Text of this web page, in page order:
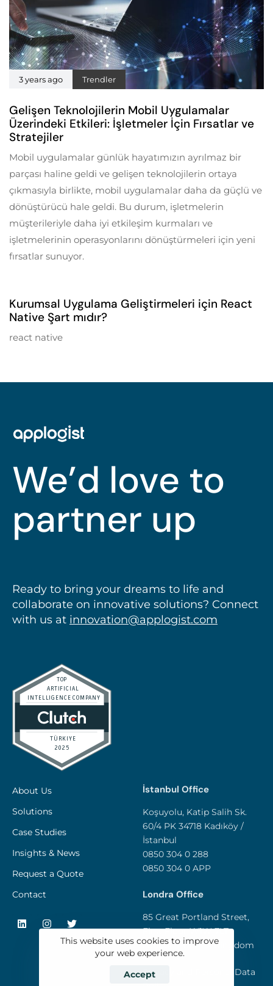
3 years ago Trendler
Gelişen Teknolojilerin Mobil Uygulamalar
Üzerindeki Etkileri: İşletmeler İçin Fırsatlar ve
Stratejiler
Mobil uygulamalar günlük hayatımızın ayrılmaz bir
parçası haline geldi ve gelişen teknolojilerin ortaya
çıkmasıyla birlikte, mobil uygulamalar daha da güçlü ve
dönüştürücü hale geldi. Bu durum, işletmelerin
müşterileriyle daha iyi etkileşim kurmaları ve
işletmelerinin operasyonlarını dönüştürmeleri için yeni
fırsatlar sunuyor.
Kurumsal Uygulama Geliştirmeleri için React
Native Şart mıdır?
react native
We’d love to
partner up
Ready to bring your dreams to life and
collaborate on innovative solutions? Connect
with us at innovation@applogist.com
About Us
Solutions
Case Studies
Insights & News
Request a Quote
Contact
İstanbul Office
Koşuyolu, Katip Salih Sk.
60/4 PK 34718 Kadıköy /
İstanbul
0850 304 0 288
0850 304 0 APP
Londra Office
85 Great Portland Street,
First Floor W1W 7LT -
London / United Kingdom
Privacy and Personal Data
This website uses cookies to improve
your web experience.
Accept